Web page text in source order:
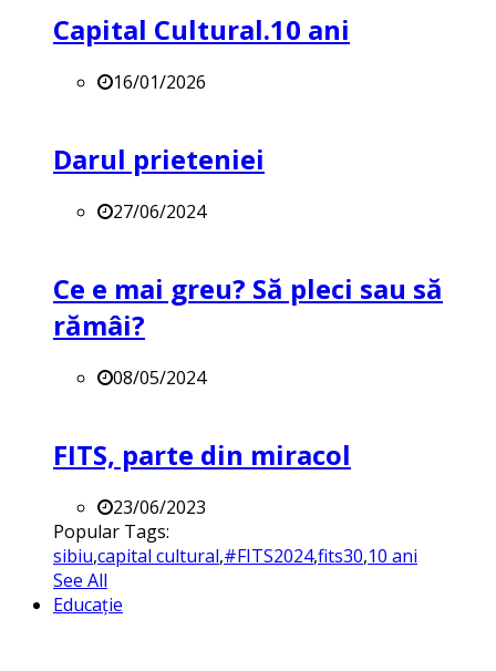
Capital Cultural.10 ani
16/01/2026
Darul prieteniei
27/06/2024
Ce e mai greu? Să pleci sau să
rămâi?
08/05/2024
FITS, parte din miracol
23/06/2023
Popular Tags:
sibiu,capital cultural,#FITS2024,fits30,10 ani
See All
Educație